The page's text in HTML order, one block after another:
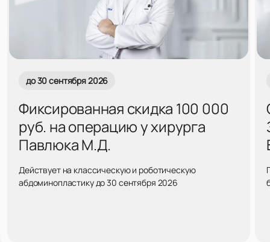
до 30 сентября 2026
Фиксированная скидка 100 000
руб. на операцию у хирурга
Павлюка М.Д.
Действует на классическую и роботическую
абдоминопластику до 30 сентября 2026